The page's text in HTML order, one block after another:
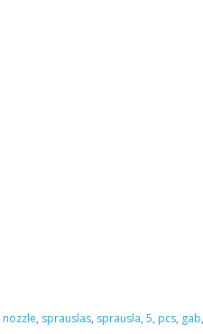
nozzle, sprauslas, sprausla, 5, pcs, gab,